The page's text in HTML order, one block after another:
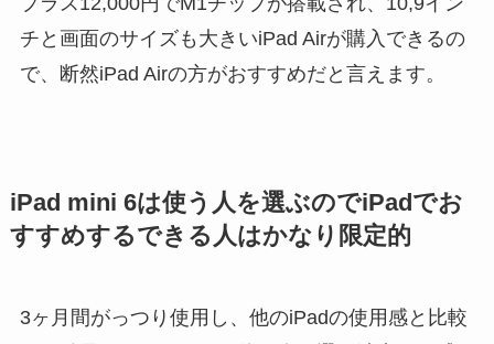
チと画面のサイズも大きいiPad Airが購入できるの
で、断然iPad Airの方がおすすめだと言えます。
iPad mini 6は使う人を選ぶのでiPadでお
すすめするできる人はかなり限定的
3ヶ月間がっつり使用し、他のiPadの使用感と比較